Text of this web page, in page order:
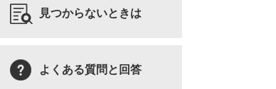
見つからないときは
よくある質問と回答